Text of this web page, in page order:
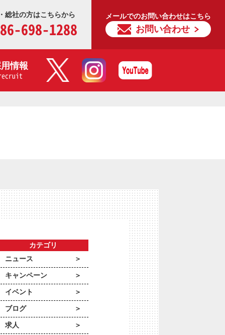
総社の方はこちらから
698-1288
メールでのお問い合わせはこちら
お問い合わせ
情報
カテゴリ
ニュース
キャンペーン
イベント
ブログ
求人